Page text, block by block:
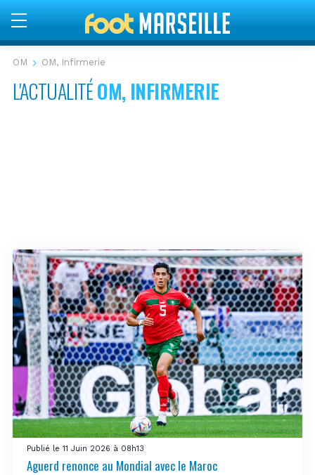
OM OM, Infirmerie
L'ACTUALITÉOM, INFIRMERIE
Publié le 11 Juin 2026 à 08h13
Aguerd renonce au Mondial avec le Maroc